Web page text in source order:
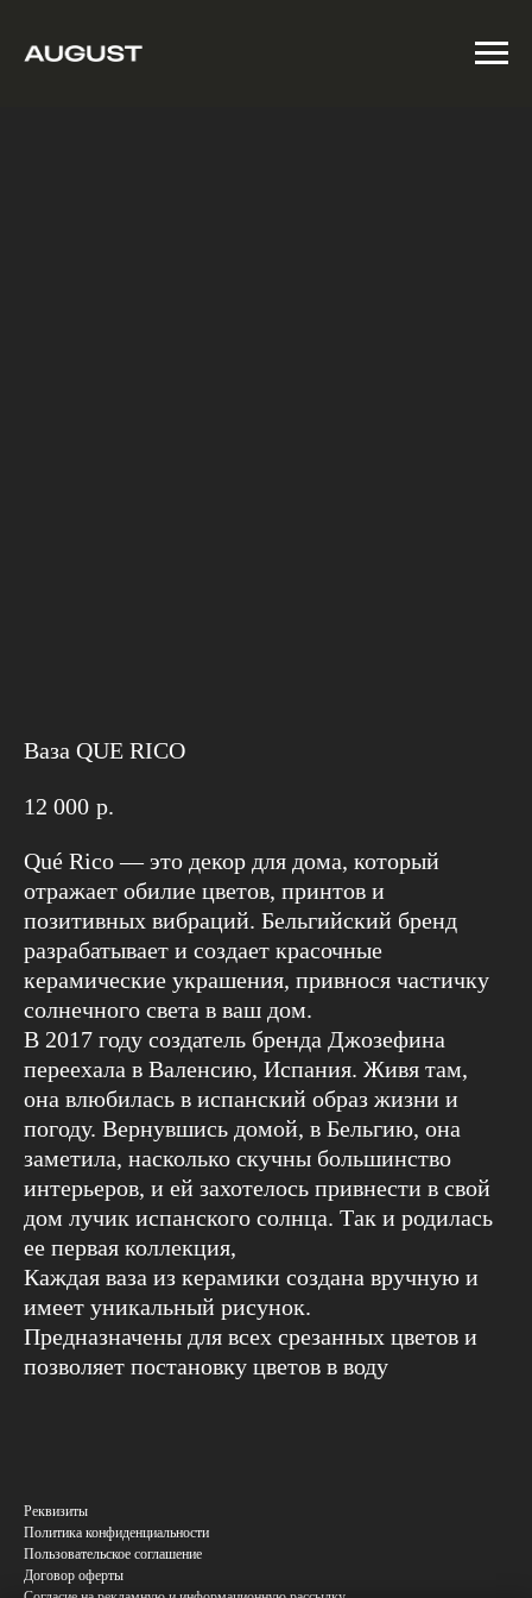
Ваза QUE RICO
12 000 р.
Qué Rico — это декор для дома, который
отражает обилие цветов, принтов и
позитивных вибраций. Бельгийский бренд
разрабатывает и создает красочные
керамические украшения, привнося частичку
солнечного света в ваш дом.
В 2017 году создатель бренда Джозефина
переехала в Валенсию, Испания. Живя там,
она влюбилась в испанский образ жизни и
погоду. Вернувшись домой, в Бельгию, она
заметила, насколько скучны большинство
интерьеров, и ей захотелось привнести в свой
дом лучик испанского солнца. Так и родилась
ее первая коллекция,
Каждая ваза из керамики создана вручную и
имеет уникальный рисунок.
Предназначены для всех срезанных цветов и
позволяет постановку цветов в воду
Реквизиты
Политика конфиденциальности
Пользовательское соглашение
Договор оферты